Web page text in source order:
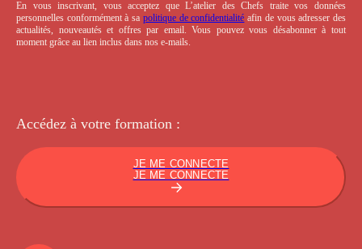
En vous inscrivant, vous acceptez que L’atelier des Chefs traite vos données
personnelles conformément à sa politique de confidentialité afin de vous adresser des
actualités, nouveautés et offres par email. Vous pouvez vous désabonner à tout
moment grâce au lien inclus dans nos e-mails.
Accédez à votre formation :
JE ME CONNECTE
JE ME CONNECTE